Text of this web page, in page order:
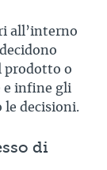
all’interno
prodotto o
e infine gli
le decisioni.
di